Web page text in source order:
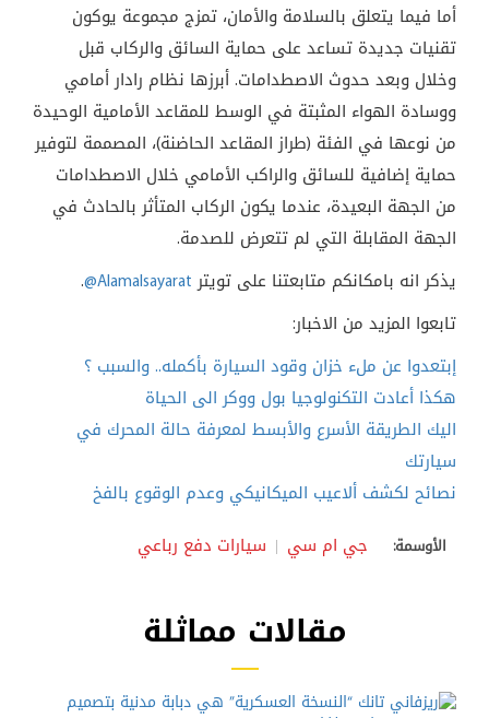
أما فيما يتعلق بالسلامة والأمان، تمزج مجموعة يوكون
تقنيات جديدة تساعد على حماية السائق والركاب قبل
وخلال وبعد حدوث الاصطدامات. أبرزها نظام رادار أمامي
ووسادة الهواء المثبتة في الوسط للمقاعد الأمامية الوحيدة
من نوعها في الفئة (طراز المقاعد الحاضنة)، المصممة لتوفير
حماية إضافية للسائق والراكب الأمامي خلال الاصطدامات
من الجهة البعيدة، عندما يكون الركاب المتأثر بالحادث في
الجهة المقابلة التي لم تتعرض للصدمة.
يذكر انه بامكانكم متابعتنا على تويتر@Alamalsayarat
.
تابعوا المزيد من الاخبار:
إبتعدوا عن ملء خزان وقود السيارة بأكمله.. والسبب ؟
هكذا أعادت التكنولوجيا بول ووكر الى الحياة
اليك الطريقة الأسرع والأبسط لمعرفة حالة المحرك في
سيارتك
نصائح لكشف ألاعيب الميكانيكي وعدم الوقوع بالفخ
الأوسمة: جي ام سي سيارات دفع رباعي
مقالات مماثلة